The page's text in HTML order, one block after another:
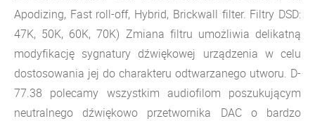
Apodizing, Fast roll-off, Hybrid, Brickwall filter. Filtry DSD:
47K, 50K, 60K, 70K) Zmiana filtru umożliwia delikatną
modyfikację sygnatury dźwiękowej urządzenia w celu
dostosowania jej do charakteru odtwarzanego utworu. D-
77.38 polecamy wszystkim audiofilom poszukującym
neutralnego dźwiękowo przetwornika DAC o bardzo